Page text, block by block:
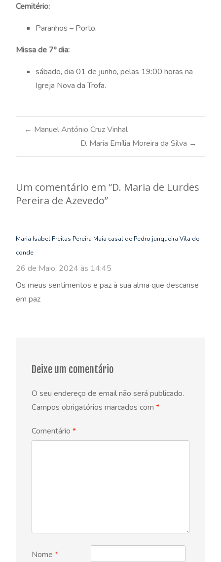
Cemitério:
Paranhos – Porto.
Missa de 7º dia:
sábado, dia 01 de junho, pelas 19:00 horas na
Igreja Nova da Trofa.
Post
← Manuel António Cruz Vinhal
D. Maria Emília Moreira da Silva →
Um comentário em “D. Maria de Lurdes
Pereira de Azevedo”
Maria Isabel Freitas Pereira Maia casal de Pedro junqueira Vila do
conde
26 de Maio, 2024 às 14:45
Os meus sentimentos e paz à sua alma que descanse
em paz
Deixe um comentário
O seu endereço de email não será publicado.
Campos obrigatórios marcados com *
Comentário *
Nome *